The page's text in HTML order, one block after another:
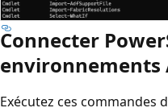
Connecter
environnements
Exécutez ces commandes